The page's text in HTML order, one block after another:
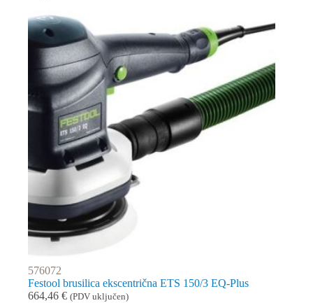
576072
Festool brusilica ekscentrična ETS 150/3 EQ-Plus
664,46 € (PDV uključen)